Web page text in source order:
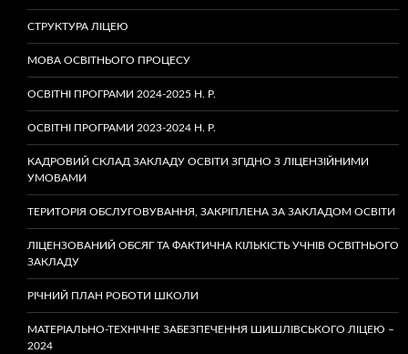
СТРУКТУРА ЛІЦЕЮ
МОВА ОСВІТНЬОГО ПРОЦЕСУ
ОСВІТНІ ПРОГРАМИ 2024-2025 Н. Р.
ОСВІТНІ ПРОГРАМИ 2023-2024 Н. Р.
КАДРОВИЙ СКЛАД ЗАКЛАДУ ОСВІТИ ЗГІДНО З ЛІЦЕНЗІЙНИМИ
УМОВАМИ
ТЕРИТОРІЯ ОБСЛУГОВУВАННЯ, ЗАКРІПЛЕНА ЗА ЗАКЛАДОМ ОСВІТИ
ЛІЦЕНЗОВАНИЙ ОБСЯГ ТА ФАКТИЧНА КІЛЬКІСТЬ УЧНІВ ОСВІТНЬОГО
ЗАКЛАДУ
РІЧНИЙ ПЛАН РОБОТИ ШКОЛИ
МАТЕРІАЛЬНО-ТЕХНІЧНЕ ЗАБЕЗПЕЧЕННЯ ШИШЛІВСЬКОГО ЛІЦЕЮ –
2024